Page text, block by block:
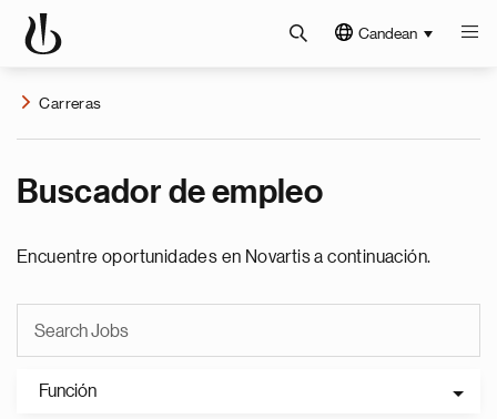
Candean
Carreras
Buscador de empleo
Encuentre oportunidades en Novartis a continuación.
Función